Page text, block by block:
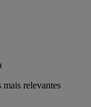
mais relevantes